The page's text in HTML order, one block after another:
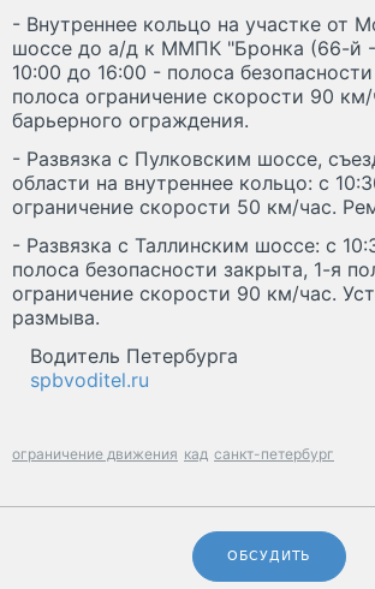
- Внутреннее кольцо на участке от
шоссе до а/д к ММПК "Бронка (66-й -
10:00 до 16:00 - полоса
полоса ограничение скорости 90
барьерного ограждения.
- Развязка с Пулковским шоссе,
области на внутреннее кольцо: с
ограничение скорости 50 км/час.
- Развязка с Таллинским шоссе: с
полоса безопасности закрыта, 1-я
ограничение скорости 90 км/час.
размыва.
Водитель Петербурга
spbvoditel.ru
ограничение движения кад санкт-петербург
ОБСУДИТЬ